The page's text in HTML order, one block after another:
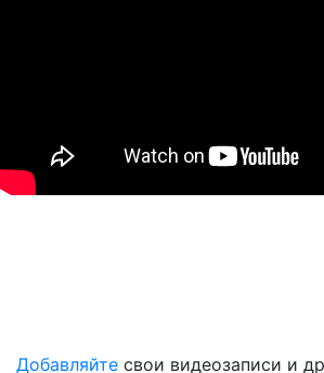
Добавляйте свои видеозаписи и